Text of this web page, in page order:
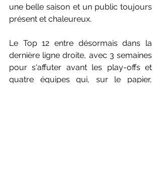
une belle saison et un public toujours
présent et chaleureux.
Le Top 12 entre désormais dans la
dernière ligne droite, avec 3 semaines
pour s'affuter avant les play-offs et
quatre équipes qui, sur le papier,